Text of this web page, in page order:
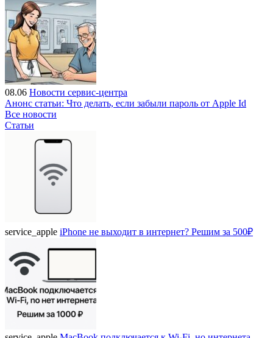
08.06 Новости сервис-центра
Анонс статьи: Что делать, если забыли пароль от Apple Id
Все новости
Статьи
service_apple iPhone не выходит в интернет? Решим за 500₽